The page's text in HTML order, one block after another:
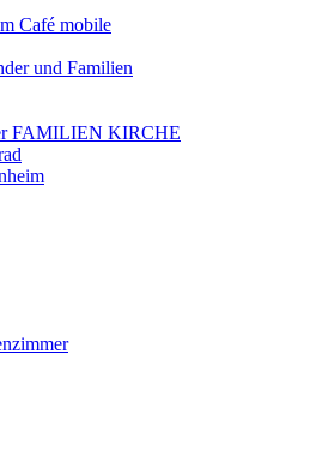
Café mobile
und Familien
FAMILIEN KIRCHE